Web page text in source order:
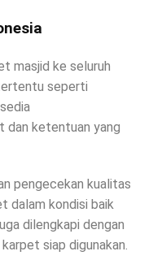
masjid ke seluruh
seperti
dan ketentuan yang
pengecekan kualitas
dalam kondisi baik
dilengkapi dengan
siap digunakan.